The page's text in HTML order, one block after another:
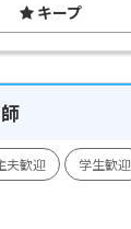
キープ
夫歓迎 学生歓迎